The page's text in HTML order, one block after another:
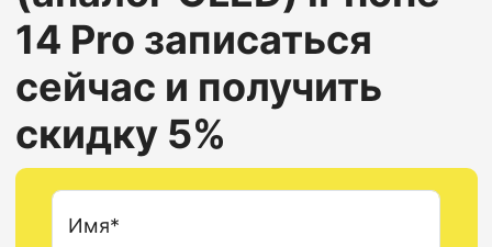
14 Pro записаться
сейчас и получить
скидку 5%
Имя*